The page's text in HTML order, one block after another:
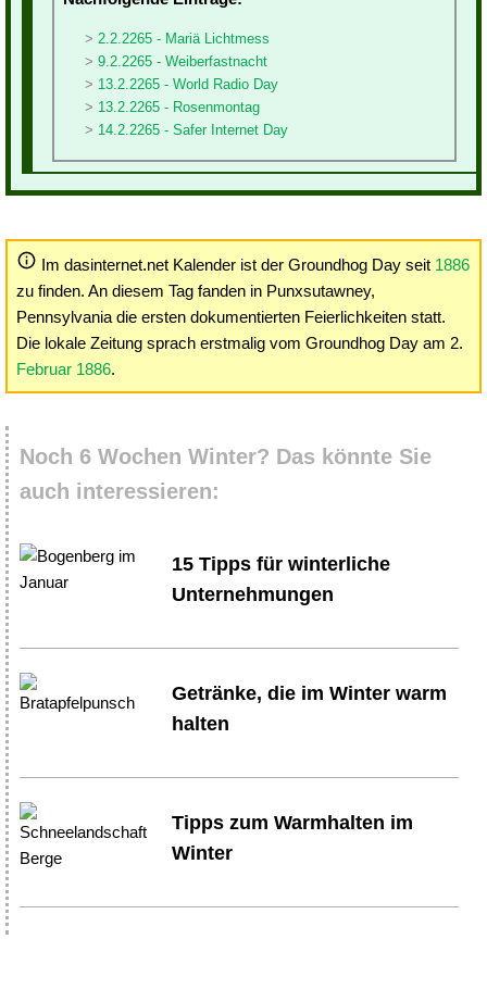
2.2.2265 - Mariä Lichtmess
9.2.2265 - Weiberfastnacht
13.2.2265 - World Radio Day
13.2.2265 - Rosenmontag
14.2.2265 - Safer Internet Day
Im dasinternet.net Kalender ist der Groundhog Day seit 1886
zu finden. An diesem Tag fanden in Punxsutawney,
Pennsylvania die ersten dokumentierten Feierlichkeiten statt.
Die lokale Zeitung sprach erstmalig vom Groundhog Day am 2.
Februar 1886.
Noch 6 Wochen Winter? Das könnte Sie
auch interessieren:
15 Tipps für winterliche
Unternehmungen
Getränke, die im Winter warm
halten
Tipps zum Warmhalten im
Winter